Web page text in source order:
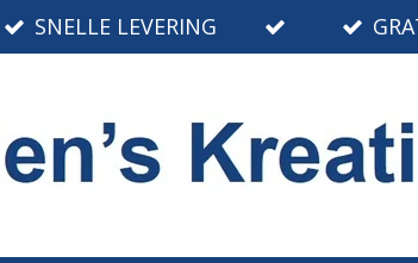
SNELLE LEVERING